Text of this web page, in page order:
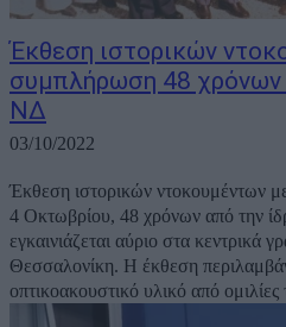
Έκθεση ιστορικών
συμπλήρωση 48 χρόνων
ΝΔ
03/10/2022
Έκθεση ιστορικών ντοκουμέντων
4 Οκτωβρίου, 48 χρόνων από την
εγκαινιάζεται αύριο στα κεντρικά
Θεσσαλονίκη. Η έκθεση περιλαμβάνει φωτογραφίες, αφίσες και
οπτικοακουστικό υλικό από